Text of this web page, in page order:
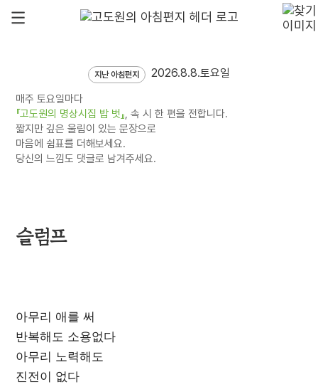
지난 아침편지 2026.8.8.토요일
매주 토요일마다
『고도원의 명상시집 밥 벗』, 속 시 한 편을 전합니다.
짧지만 깊은 울림이 있는 문장으로
마음에 쉼표를 더해보세요.
당신의 느낌도 댓글로 남겨주세요.
슬럼프
아무리 애를 써
반복해도 소용없다
아무리 노력해도
진전이 없다